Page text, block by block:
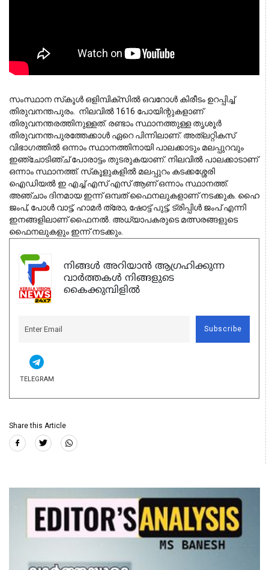
സംസ്ഥാന സ്‌കൂള്‍ ഒളിമ്പിക്‌സില്‍ ഒവറോള്‍ കിരീടം ഉറപ്പിച്ച്
തിരുവനന്തപുരം.  നിലവില്‍ 1616 പോയിന്റുകളാണ്
തിരുവനന്തരത്തിനുള്ളത്. രണ്ടാം സ്ഥാനത്തുള്ള തൃശൂര്‍
തിരുവനന്തപുരത്തേക്കാള്‍ ഏറെ പിന്നിലാണ്. അത്‌ലറ്റികസ്
വിഭാഗത്തില്‍ ഒന്നാം സ്ഥാനത്തിനായി പാലക്കാടും മലപ്പുറവും
ഇഞ്ചോടിഞ്ച് പോരാട്ടം തുടരുകയാണ്. നിലവില്‍ പാലക്കാടാണ്
ഒന്നാം സ്ഥാനത്ത്. സ്‌കൂളുകളില്‍ മലപ്പുറം കടക്കശ്ശേരി
ഐഡിയല്‍ ഇ എച്ച് എസ് എസ് ആണ് ഒന്നാം സ്ഥാനത്ത്.
അഞ്ചാം ദിനമായ ഇന്ന് ഒമ്പത് ഫൈനലുകളാണ് നടക്കുക. ഹൈ
ജംപ്, പോള്‍ വാട്ട്, ഹാമര്‍ ത്രോ, ഷോട്ട് പുട്ട്, ട്രിപ്പിള്‍ ജംപ് എന്നി
ഇനങ്ങളിലാണ് ഫൈനല്‍. അധ്യാപകരുടെ മത്സരങ്ങളുടെ
ഫൈനലുകളും ഇന്ന് നടക്കും.
നിങ്ങൾ അറിയാൻ ആഗ്രഹിക്കുന്ന
വാർത്തകൾ നിങ്ങളുടെ
കൈക്കുമ്പിളിൽ
Subscribe
TELEGRAM
Share this Article